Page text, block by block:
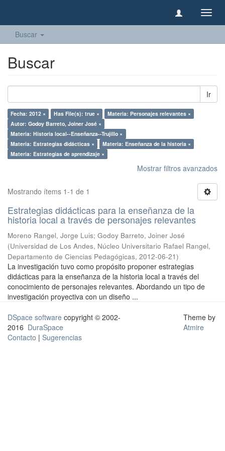
Buscar
Buscar
Ir
Fecha: 2012 × Has File(s): true ×
Materia: Personajes relevantes ×
Autor: Godoy Barreto, Joiner José ×
Materia: Historia local--Enseñanza--Trujillo ×
Materia: Estrategias didácticas ×
Materia: Enseñanza de la historia ×
Materia: Estrategias de aprendizaje ×
Mostrar filtros avanzados
Mostrando ítems 1-1 de 1
Estrategias didácticas para la enseñanza de la
historia local a través de personajes relevantes
Moreno Rangel, Jorge Luis; Godoy Barreto, Joiner José
(Universidad de Los Andes, Núcleo Universitario Rafael Rangel,
Departamento de Ciencias Pedagógicas, 2012-06-21)
La investigación tuvo como propósito proponer estrategias
didácticas para la enseñanza de la historia local a través del
conocimiento de personajes relevantes. Abordando un tipo de
investigación proyectiva con un diseño ...
DSpace software copyright © 2002-
2016 DuraSpace
Contacto | Sugerencias
Theme by
Atmire